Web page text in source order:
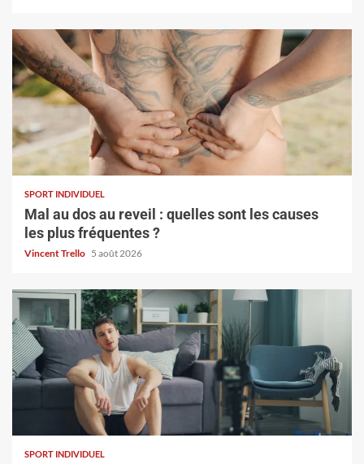
SPORT INDIVIDUEL
Mal au dos au reveil : quelles sont les causes
les plus fréquentes ?
Vincent Trello 5 août 2026
SPORT INDIVIDUEL